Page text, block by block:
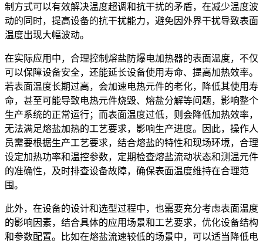
制方式可以有效解决温度超调和抗干扰的矛盾，在减少温度波
动的同时，提高设备的抗干扰能力，避免因外界干扰导致表面
温度出现大幅波动。
在实际应用中，合理控制熔盐防爆电加热器的表面温度，不仅
可以保障设备安全，还能延长设备使用寿命、提高加热效率。
若表面温度长期过高，会加速电热元件的老化，降低其使用寿
命，甚至可能导致电热元件烧毁、熔盐分解等问题，影响整个
生产系统的正常运行；而表面温度过低，则会降低加热效率，
无法满足熔盐加热的工艺要求，影响生产进度。因此，操作人
员需要根据生产工艺要求，结合熔盐的特性和现场环境，合理
设定加热功率和温控参数，定期检查熔盐流动状态和测温元件
的准确性，及时排查设备故障，确保表面温度维持在合理范
围。
此外，在设备的设计和选型过程中，也需要充分考虑表面温度
的影响因素，结合具体的应用场景和工艺要求，优化设备结构
和参数配置。比如在熔盐流速较低的场景中，可以适当降低电